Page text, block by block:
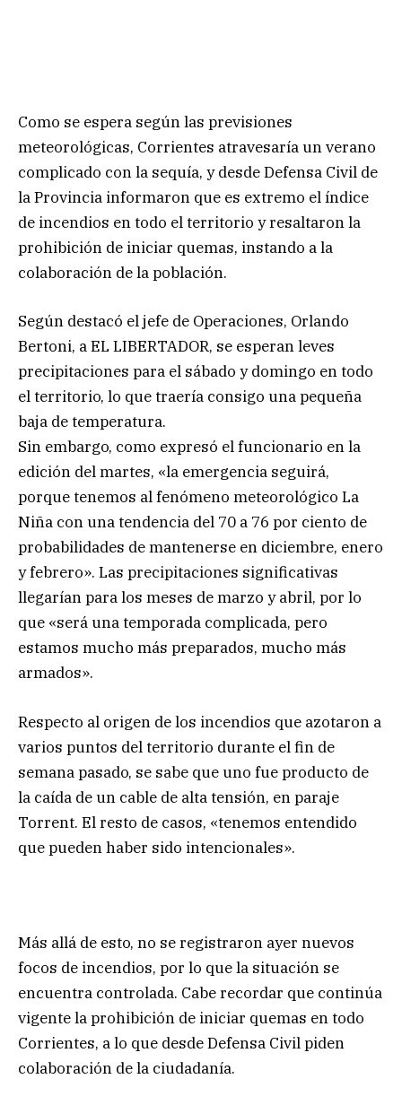
Como se espera según las previsiones
meteorológicas, Corrientes atravesaría un verano
complicado con la sequía, y desde Defensa Civil de
la Provincia informaron que es extremo el índice
de incendios en todo el territorio y resaltaron la
prohibición de iniciar quemas, instando a la
colaboración de la población.
Según destacó el jefe de Operaciones, Orlando
Bertoni, a EL LIBERTADOR, se esperan leves
precipitaciones para el sábado y domingo en todo
el territorio, lo que traería consigo una pequeña
baja de temperatura.
Sin embargo, como expresó el funcionario en la
edición del martes, «la emergencia seguirá,
porque tenemos al fenómeno meteorológico La
Niña con una tendencia del 70 a 76 por ciento de
probabilidades de mantenerse en diciembre, enero
y febrero». Las precipitaciones significativas
llegarían para los meses de marzo y abril, por lo
que «será una temporada complicada, pero
estamos mucho más preparados, mucho más
armados».
Respecto al origen de los incendios que azotaron a
varios puntos del territorio durante el fin de
semana pasado, se sabe que uno fue producto de
la caída de un cable de alta tensión, en paraje
Torrent. El resto de casos, «tenemos entendido
que pueden haber sido intencionales».
Más allá de esto, no se registraron ayer nuevos
focos de incendios, por lo que la situación se
encuentra controlada. Cabe recordar que continúa
vigente la prohibición de iniciar quemas en todo
Corrientes, a lo que desde Defensa Civil piden
colaboración de la ciudadanía.